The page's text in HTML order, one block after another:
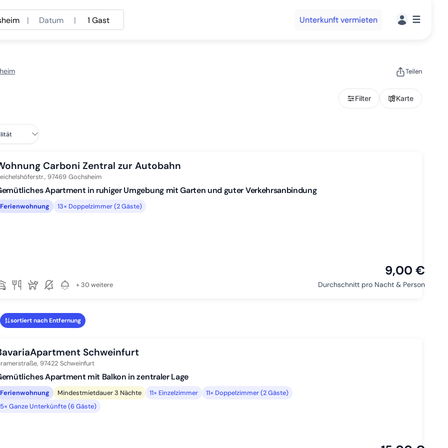
| Datum | 1 Gast Unterkunft vermieten ☰
Teilen
Filter Karte
Carboni Zentral zur Autobahn
97469 Gochsheim
Apartment in ruhiger Umgebung mit Garten und guter Verkehrsanbindung
Ferienwohnung 13× Doppelzimmer (2 Gäste)
+ 30 weitere
9,00 €
Durchschnitt pro Nacht & Person
sortiert nach Entfernung
Schweinfurt
97422 Schweinfurt
Apartment mit Balkon in zentraler Lage
Ferienwohnung Mindestmietdauer 3 Nächte 11× Einzelzimmer
11× Doppelzimmer (2 Gäste)
5× Ganze Unterkünfte (6 Gäste)